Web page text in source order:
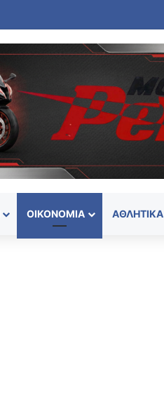
ΟΙΚΟΝΟΜΊΑ ΑΘΛΗΤΙΚΆ